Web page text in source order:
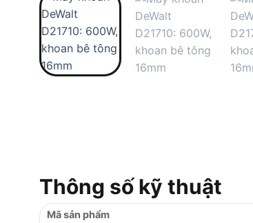
Thông số kỹ thuật
Mã sản phẩm